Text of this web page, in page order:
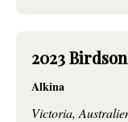
2023
Alkina
Victoria,